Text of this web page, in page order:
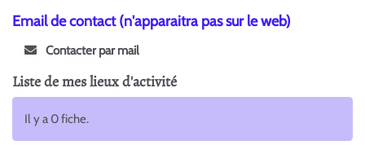
Email de contact (n'apparaitra pas sur le web)
Contacter par mail
Liste de mes lieux d'activité
Il y a 0 fiche.